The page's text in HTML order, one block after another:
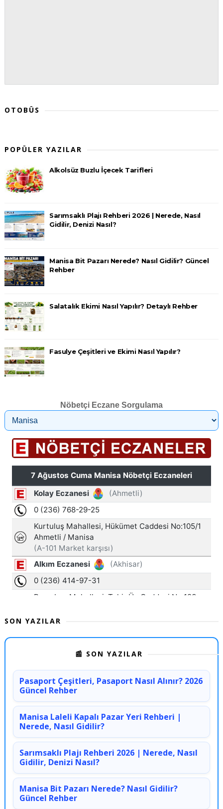
OTOBÜS
POPÜLER YAZILAR
Alkolsüz Buzlu İçecek Tarifleri
Sarımsaklı Plajı Rehberi 2026 | Nerede, Nasıl
Gidilir, Denizi Nasıl?
Manisa Bit Pazarı Nerede? Nasıl Gidilir? Güncel
Rehber
Salatalık Ekimi Nasıl Yapılır? Detaylı Rehber
Fasulye Çeşitleri ve Ekimi Nasıl Yapılır?
Nöbetçi Eczane Sorgulama
SON YAZILAR
📰 SON YAZILAR
Pasaport Çeşitleri, Pasaport Nasıl Alınır? 2026
Güncel Rehber
Manisa Laleli Kapalı Pazar Yeri Rehberi |
Nerede, Nasıl Gidilir?
Sarımsaklı Plajı Rehberi 2026 | Nerede, Nasıl
Gidilir, Denizi Nasıl?
Manisa Bit Pazarı Nerede? Nasıl Gidilir?
Güncel Rehber